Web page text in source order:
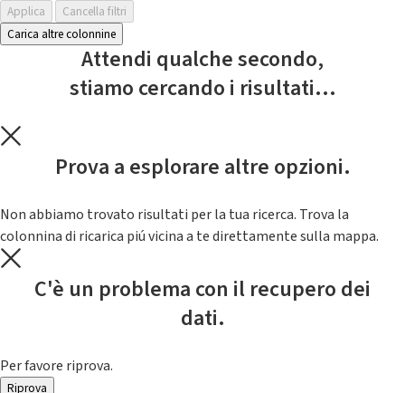
Applica
Cancella filtri
Carica altre colonnine
Attendi qualche secondo,
stiamo cercando i risultati...
Prova a esplorare altre opzioni.
Non abbiamo trovato risultati per la tua ricerca. Trova la
colonnina di ricarica piú vicina a te direttamente sulla mappa.
C'è un problema con il recupero dei
dati.
Per favore riprova.
Riprova